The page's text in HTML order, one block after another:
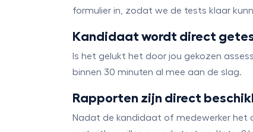
formulier in, zodat we de tests klaar
Kandidaat wordt direct
Is het gelukt het door jou gekozen
binnen 30 minuten al mee aan de slag.
Rapporten zijn direct
Nadat de kandidaat of medewerker het